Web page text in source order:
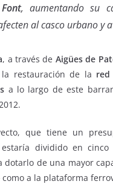
, aumentando su
al casco urbano y
, a través de Aigües de
restauración de la
a lo largo de este
que tiene un
dividido en
de una mayor
a la plataforma